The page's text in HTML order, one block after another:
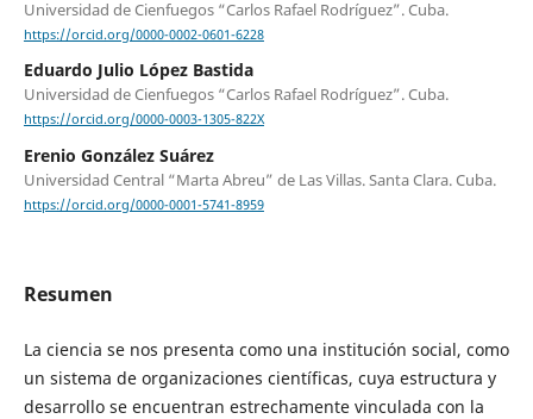
Universidad de Cienfuegos “Carlos Rafael Rodríguez”. Cuba.
https://orcid.org/0000-0002-0601-6228
Eduardo Julio López Bastida
Universidad de Cienfuegos “Carlos Rafael Rodríguez”. Cuba.
https://orcid.org/0000-0003-1305-822X
Erenio González Suárez
Universidad Central “Marta Abreu” de Las Villas. Santa Clara. Cuba.
https://orcid.org/0000-0001-5741-8959
Resumen
La ciencia se nos presenta como una institución social, como
un sistema de organizaciones científicas, cuya estructura y
desarrollo se encuentran estrechamente vinculada con la